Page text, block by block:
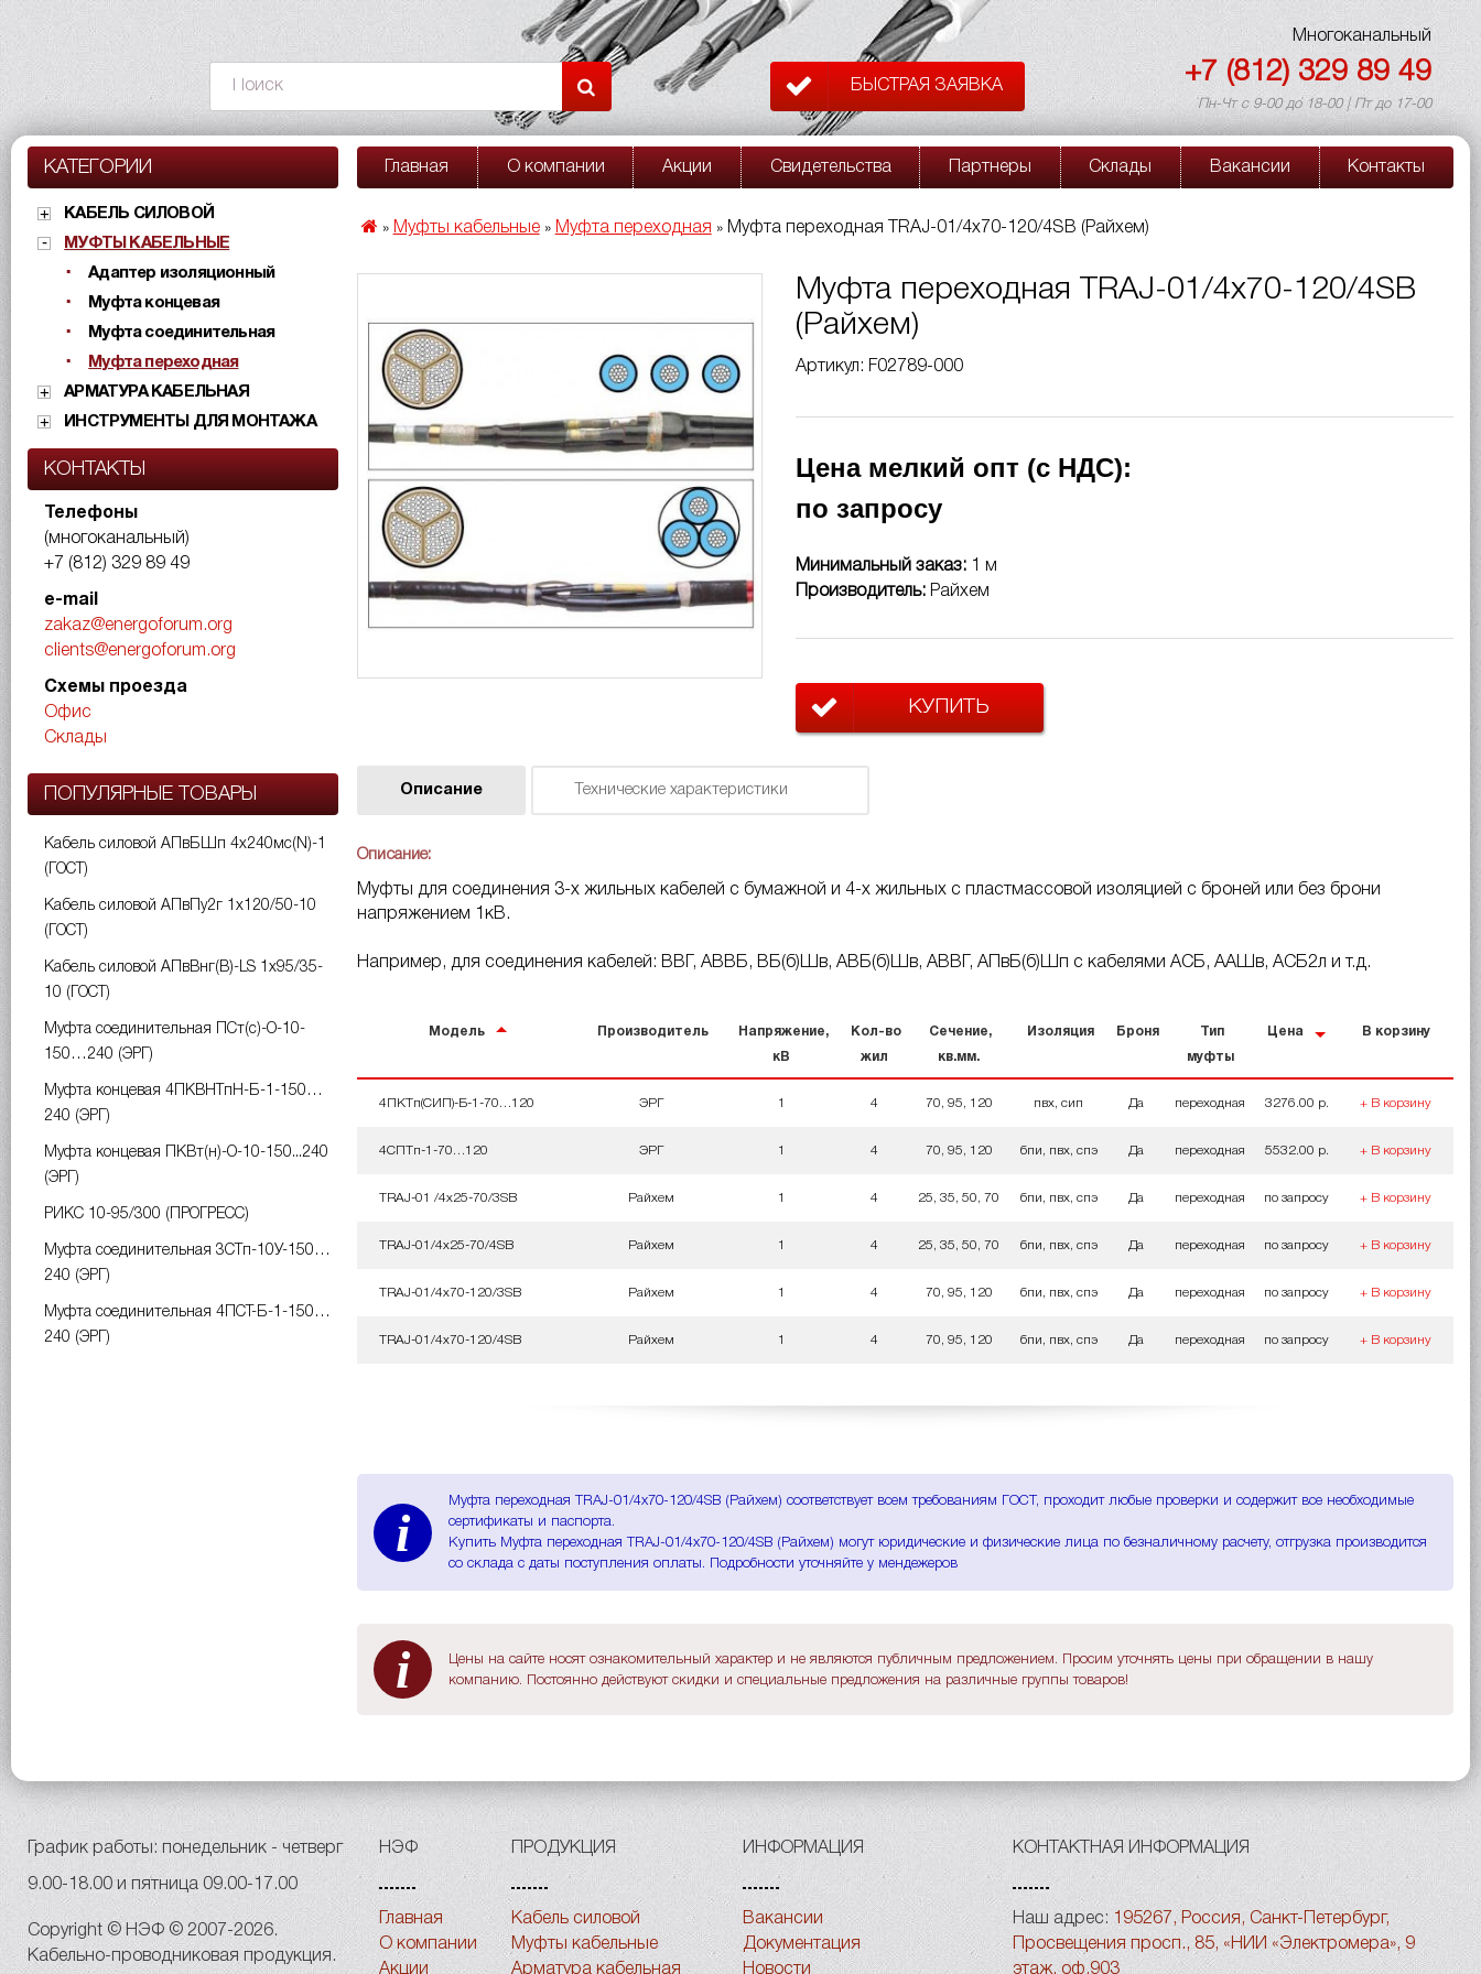
БЫСТРАЯ ЗАЯВКА
Многоканальный
+7 (812) 329 89 49
Пн-Чт с 9-00 до 18-00 | Пт до 17-00
КАТЕГОРИИ
КАБЕЛЬ СИЛОВОЙ
МУФТЫ КАБЕЛЬНЫЕ
Адаптер изоляционный
Муфта концевая
Муфта соединительная
Муфта переходная
АРМАТУРА КАБЕЛЬНАЯ
ИНСТРУМЕНТЫ ДЛЯ МОНТАЖА
КОНТАКТЫ
Телефоны
(многоканальный)
+7 (812) 329 89 49
e-mail
zakaz@energoforum.org
clients@energoforum.org
Схемы проезда
Офис
Склады
ПОПУЛЯРНЫЕ ТОВАРЫ
Кабель силовой АПвБШп 4х240мс(N)-1
(ГОСТ)
Кабель силовой АПвПу2г 1х120/50-10
(ГОСТ)
Кабель силовой АПвВнг(B)-LS 1х95/35-
10 (ГОСТ)
Муфта соединительная ПСт(с)-О-10-
150…240 (ЭРГ)
Муфта концевая 4ПКВНТпН-Б-1-150…
240 (ЭРГ)
Муфта концевая ПКВт(н)-О-10-150...240
(ЭРГ)
РИКС 10-95/300 (ПРОГРЕСС)
Муфта соединительная 3СТп-10У-150…
240 (ЭРГ)
Муфта соединительная 4ПСТ-Б-1-150…
240 (ЭРГ)
Главная О компании Акции Свидетельства Партнеры Склады Вакансии Контакты
» Муфты кабельные» Муфта переходная » Муфта переходная TRAJ-01/4x70-120/4SB (Райхем)
Муфта переходная TRAJ-01/4x70-120/4SB
(Райхем)
Артикул: F02789-000
Цена мелкий опт (с НДС):
по запросу
Минимальный заказ: 1 м
Производитель: Райхем
КУПИТЬ
Описание Технические характеристики
Описание:
Муфты для соединения 3-х жильных кабелей с бумажной и 4-х жильных с пластмассовой изоляцией с броней или без брони
напряжением 1кВ.
Например, для соединения кабелей: ВВГ, АВВБ, ВБ(б)Шв, АВБ(б)Шв, АВВГ, АПвБ(б)Шп с кабелями АСБ, ААШв, АСБ2л и т.д.
Модель Производитель Напряжение,
кВ
Кол-во
жил
Сечение,
кв.мм.
Изоляция Броня Тип
муфты
Цена В корзину
4ПКТп(СИП)-Б-1-70…120 ЭРГ 1 4 70, 95, 120 пвх, сип Да переходная 3276.00 р. + В корзину
4СПТп-1-70…120 ЭРГ 1 4 70, 95, 120 бпи, пвх, спэ Да переходная 5532.00 р. + В корзину
TRAJ-01 /4x25-70/3SB Райхем 1 4 25, 35, 50, 70 бпи, пвх, спэ Да переходная по запросу + В корзину
TRAJ-01/4x25-70/4SB Райхем 1 4 25, 35, 50, 70 бпи, пвх, спэ Да переходная по запросу + В корзину
TRAJ-01/4x70-120/3SB Райхем 1 4 70, 95, 120 бпи, пвх, спэ Да переходная по запросу + В корзину
TRAJ-01/4x70-120/4SB Райхем 1 4 70, 95, 120 бпи, пвх, спэ Да переходная по запросу + В корзину
i
Муфта переходная TRAJ-01/4x70-120/4SB (Райхем) соответствует всем требованиям ГОСТ, проходит любые проверки и содержит все необходимые
сертификаты и паспорта.
Купить Муфта переходная TRAJ-01/4x70-120/4SB (Райхем) могут юридические и физические лица по безналичному расчету, отгрузка производится
со склада с даты поступления оплаты. Подробности уточняйте у мендежеров
i
Цены на сайте носят ознакомительный характер и не являются публичным предложением. Просим уточнять цены при обращении в нашу
компанию. Постоянно действуют скидки и специальные предложения на различные группы товаров!
НЭФ
Главная
О компании
Акции
ПРОДУКЦИЯ
Кабель силовой
Муфты кабельные
Арматура кабельная
ИНФОРМАЦИЯ
Вакансии
Документация
Новости
КОНТАКТНАЯ ИНФОРМАЦИЯ
Наш адрес: 195267, Россия, Санкт-Петербург,
Просвещения просп., 85, «НИИ «Электромера», 9
этаж, оф.903
График работы: понедельник - четверг
9.00-18.00 и пятница 09.00-17.00
Copyright © НЭФ © 2007-2026.
Кабельно-проводниковая продукция.